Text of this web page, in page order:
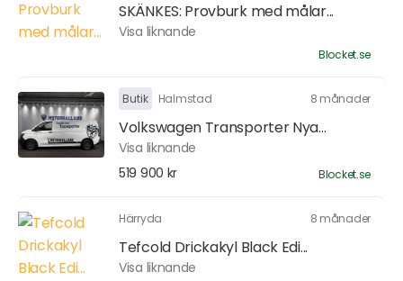
SKÄNKES: Provburk med målar...
Visa liknande
Blocket.se
Butik Halmstad 8 månader
Volkswagen Transporter Nya...
Visa liknande
519 900 kr
Blocket.se
Härryda 8 månader
Tefcold Drickakyl Black Edi...
Visa liknande